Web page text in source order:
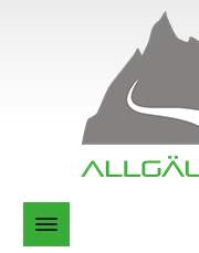
TOGGLE NAVIGATION